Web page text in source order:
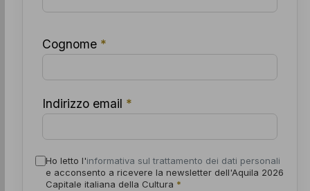
Cognome *
Indirizzo email *
Ho letto l'informativa sul trattamento dei dati personali
e acconsento a ricevere la newsletter dell'Aquila 2026
Capitale italiana della Cultura *